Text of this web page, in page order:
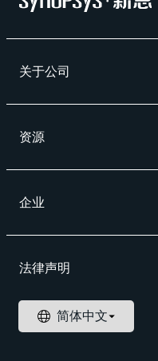
关于公司
资源
企业
法律声明